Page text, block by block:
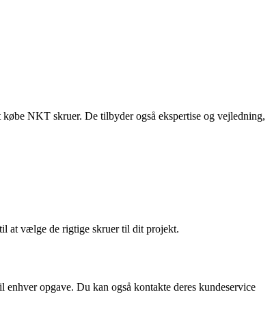
NKT skruer. De tilbyder også ekspertise og vejledning,
at vælge de rigtige skruer til dit projekt.
opgave. Du kan også kontakte deres kundeservice